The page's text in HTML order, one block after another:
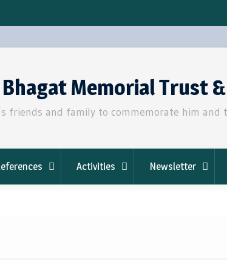
Memorial Trust
friends and family to commemorate him and
Activities Newsletter